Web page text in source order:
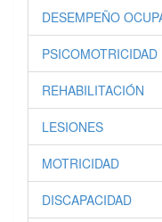
DESEMPEÑO
PSICOMOTRICIDAD
REHABILITACIÓN
LESIONES
MOTRICIDAD
DISCAPACIDAD